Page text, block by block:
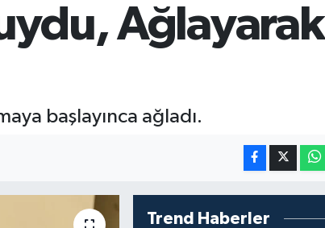
BİST100
13.703
%0
BITCOIN
Ağlayarak
başlayınca ağladı.
Trend Haberler